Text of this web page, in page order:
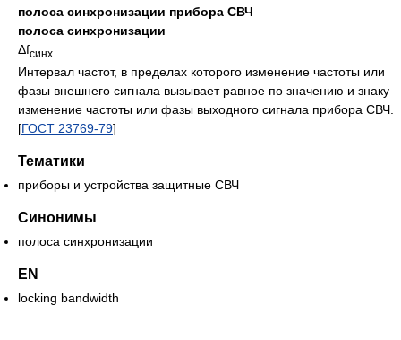
полоса синхронизации прибора СВЧ
полоса синхронизации
Δfсинх
Интервал частот, в пределах которого изменение частоты или
фазы внешнего сигнала вызывает равное по значению и знаку
изменение частоты или фазы выходного сигнала прибора СВЧ.
[ГОСТ 23769-79]
Тематики
приборы и устройства защитные СВЧ
Синонимы
полоса синхронизации
EN
locking bandwidth